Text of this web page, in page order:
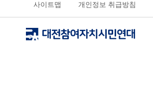
사이트맵 개인정보 취급방침